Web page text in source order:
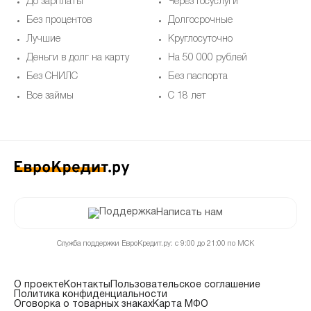
Без процентов
Лучшие
Деньги в долг на карту
Без СНИЛС
Все займы
Долгосрочные
Круглосуточно
На 50 000 рублей
Без паспорта
С 18 лет
Написать нам
Служба поддержки ЕвроКредит.ру: с 9:00 до 21:00 по МСК
О проектеКонтакты Пользовательское соглашение
Политика конфиденциальности
Оговорка о товарных знакахКарта МФО